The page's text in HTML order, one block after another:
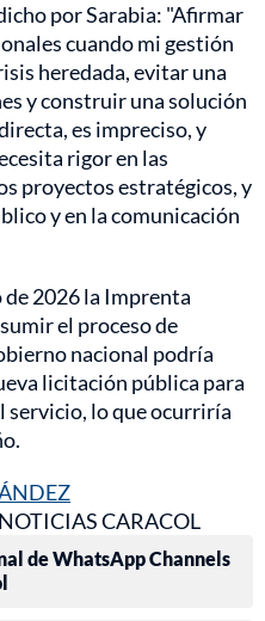
por Sarabia: "Afirmar
cuando mi gestión
heredada, evitar una
y construir una solución
es impreciso, y
rigor en las
proyectos estratégicos, y
y en la comunicación
de 2026 la Imprenta
el proceso de
nacional podría
licitación pública para
servicio, lo que ocurriría
CARACOL
de WhatsApp Channels